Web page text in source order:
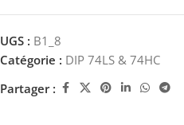
UGS : B1_8
Catégorie : DIP 74LS & 74HC
Partager :